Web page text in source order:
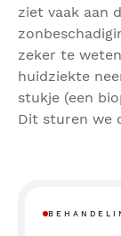
ziet vaak aan
zeker te
huidziekte
stukje (een
Dit sturen we